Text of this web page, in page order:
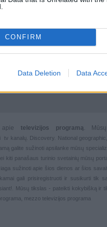
CONFIRM
Data Deletion Data
apie televizijos programą.
tv kanalų. Discovery. National
galite sužinoti apsilanke mūsų
panašaus turinio svetainių mūsų
sužinoti apie šios dienos ar šios
gali prisiregistruoti ir susikurti tik
Mūsų tikslas - pateikti kokybišką ir
mezzo televizijos programa